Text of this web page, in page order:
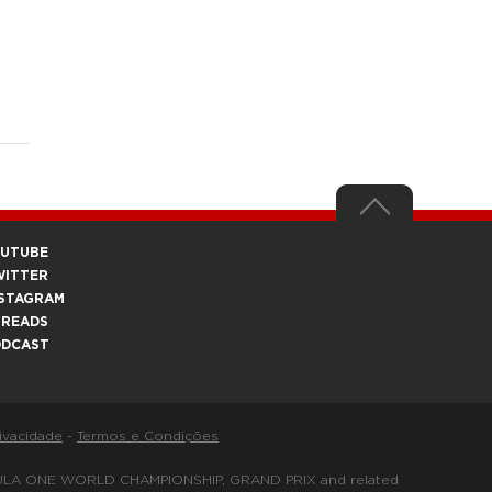
- Termos e Condições
ONE WORLD CHAMPIONSHIP, GRAND PRIX and related